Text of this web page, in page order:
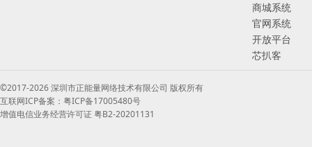
商城系统
官网系统
开放平台
芯扒客
©2017-2026 深圳市正能量网络技术有限公司 版权所有
互联网ICP备案：粤ICP备17005480号
增值电信业务经营许可证 粤B2-20201131